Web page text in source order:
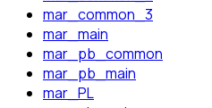
mar_common_3
mar_main
mar_pb_common
mar_pb_main
mar_PL